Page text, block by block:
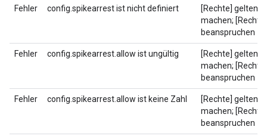
Fehler config.spikearrest ist nicht definiert
[Rechte] geltend
machen; [Rechte]
beanspruchen
Fehler config.spikearrest.allow ist ungültig
[Rechte] geltend
machen; [Rechte]
beanspruchen
Fehler config.spikearrest.allow ist keine Zahl
[Rechte] geltend
machen; [Rechte]
beanspruchen